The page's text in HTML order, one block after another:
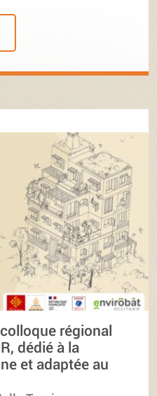
régional
dédié à la
et adaptée au